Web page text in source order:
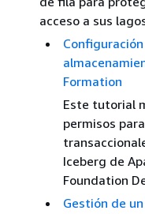
acceso a sus
Formation
Este tutorial
permisos
Iceberg de
Foundation
Gestión de